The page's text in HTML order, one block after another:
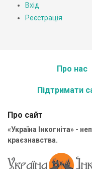
Вхід
Реєстрація
Про нас
Підтримати
Про сайт
«Україна Інкогніта» -
краєзнавства.